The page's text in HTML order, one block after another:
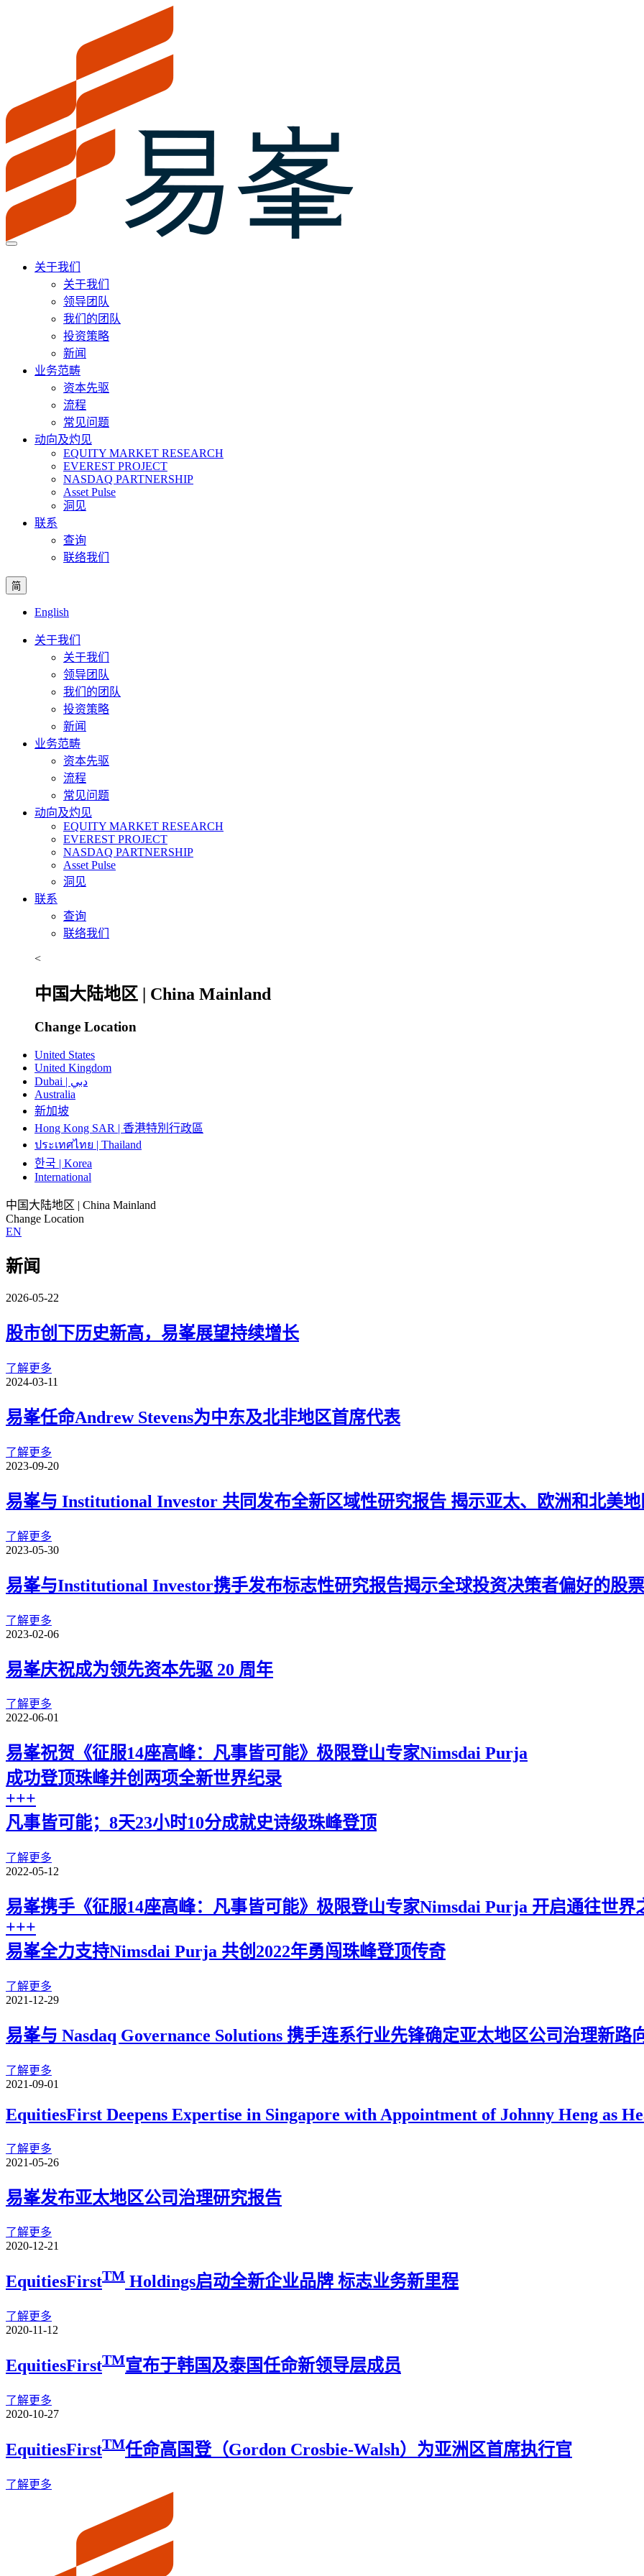
关于我们
关于我们
领导团队
我们的团队
投资策略
新闻
业务范畴
资本先驱
流程
常见问题
动向及灼见
EQUITY MARKET RESEARCH
EVEREST PROJECT
NASDAQ PARTNERSHIP
Asset Pulse
洞见
联系
查询
联络我们
简
English
关于我们
关于我们
领导团队
我们的团队
投资策略
新闻
业务范畴
资本先驱
流程
常见问题
动向及灼见
EQUITY MARKET RESEARCH
EVEREST PROJECT
NASDAQ PARTNERSHIP
Asset Pulse
洞见
联系
查询
联络我们
<
中国大陆地区 | China Mainland
Change Location
United States
United Kingdom
Dubai | دبي
Australia
新加坡
Hong Kong SAR | 香港特別行政區
ประเทศไทย | Thailand
한국 | Korea
International
中国大陆地区 | China Mainland
Change Location
EN
新闻
2026-05-22
股市创下历史新高，易峯展望持续增长
了解更多
2024-03-11
易峯任命Andrew Stevens为中东及北非地区首席代表
了解更多
2023-09-20
易峯与 Institutional Investor 共同发布全新区域性研究报告 揭示亚太、欧洲和北美
了解更多
2023-05-30
易峯与Institutional Investor携手发布标志性研究报告揭示全球投资决策者偏好的股
了解更多
2023-02-06
易峯庆祝成为领先资本先驱 20 周年
了解更多
2022-06-01
易峯祝贺《征服14座高峰：凡事皆可能》极限登山专家Nimsdai Purja
成功登顶珠峰并创两项全新世界纪录
+++
凡事皆可能；8天23小时10分成就史诗级珠峰登顶
了解更多
2022-05-12
易峯携手《征服14座高峰：凡事皆可能》极限登山专家Nimsdai Purja 开启通往世界
+++
易峯全力支持Nimsdai Purja 共创2022年勇闯珠峰登顶传奇
了解更多
2021-12-29
易峯与 Nasdaq Governance Solutions 携手连系行业先锋确定亚太地区公司治理新路
了解更多
2021-09-01
EquitiesFirst Deepens Expertise in Singapore with Appointment of Johnny Heng as
了解更多
2021-05-26
易峯发布亚太地区公司治理研究报告
了解更多
2020-12-21
EquitiesFirstTM Holdings启动全新企业品牌 标志业务新里程
了解更多
2020-11-12
EquitiesFirstTM宣布于韩国及泰国任命新领导层成员
了解更多
2020-10-27
EquitiesFirstTM任命高国登（Gordon Crosbie-Walsh）为亚洲区首席执行官
了解更多